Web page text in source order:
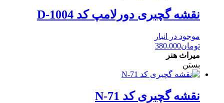
نقشه گچبری دورلامپ کد D-1004
موجود در انبار
تومان380.000
میراث هنر
بستن
نقشه گچبری کد N-71